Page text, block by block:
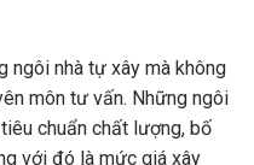
ngôi nhà tự xây mà không
môn tư vấn. Những ngôi
chuẩn chất lượng, bố
với đó là mức giá xây